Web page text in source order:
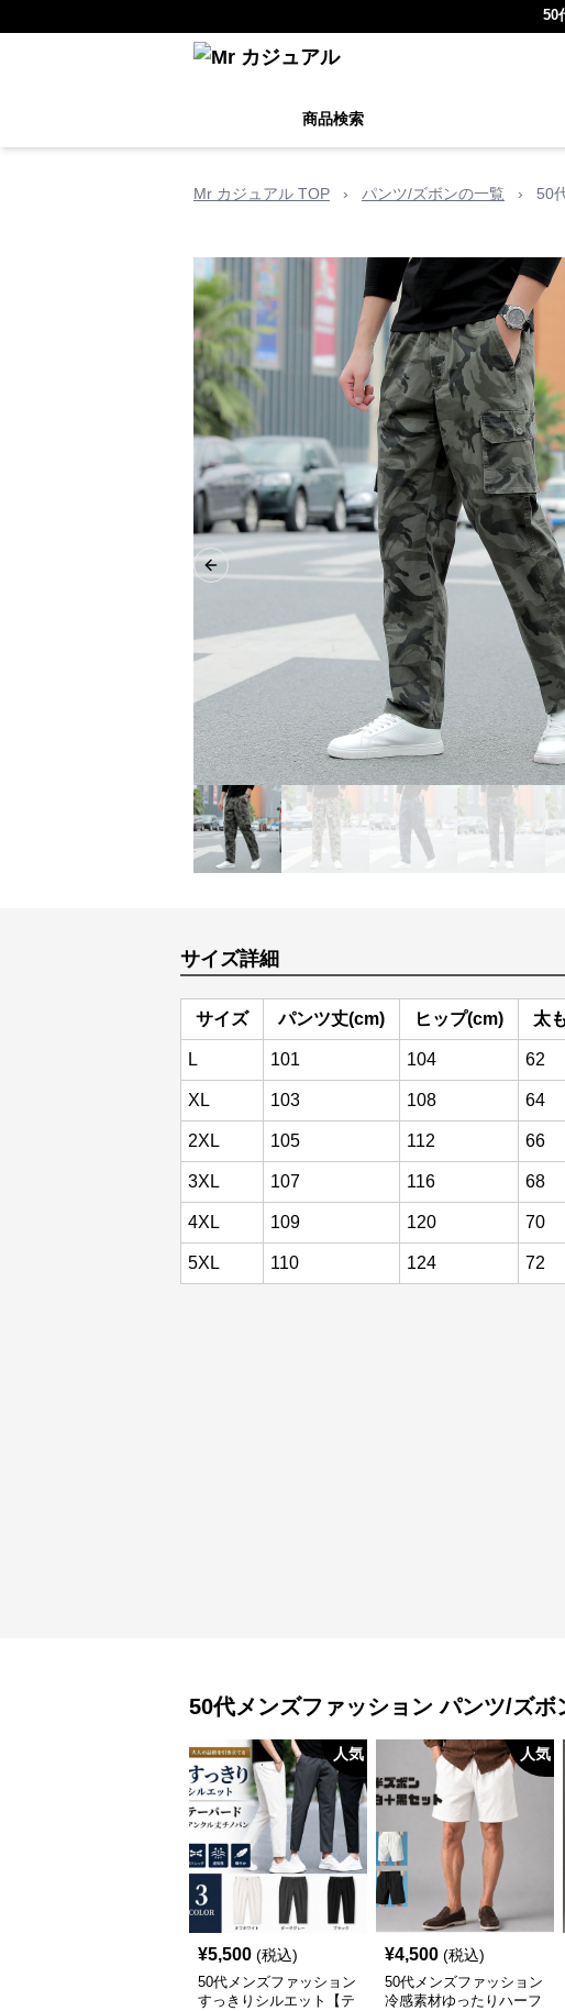
50
商品検索
Mr カジュアル TOP › パンツ/ズボンの一覧 › 50
Previous slide
サイズ詳細
サイズ パンツ丈(cm) ヒップ(cm) 太
L 101 104 62
XL 103 108 64
2XL 105 112 66
3XL 107 116 68
4XL 109 120 70
5XL 110 124 72
50代メンズファッション パンツ/ズボ
人気
¥5,500 (税込)
50代メンズファッション
すっきりシルエット【テ
人気
¥4,500 (税込)
50代メンズファッション
冷感素材ゆったりハーフ